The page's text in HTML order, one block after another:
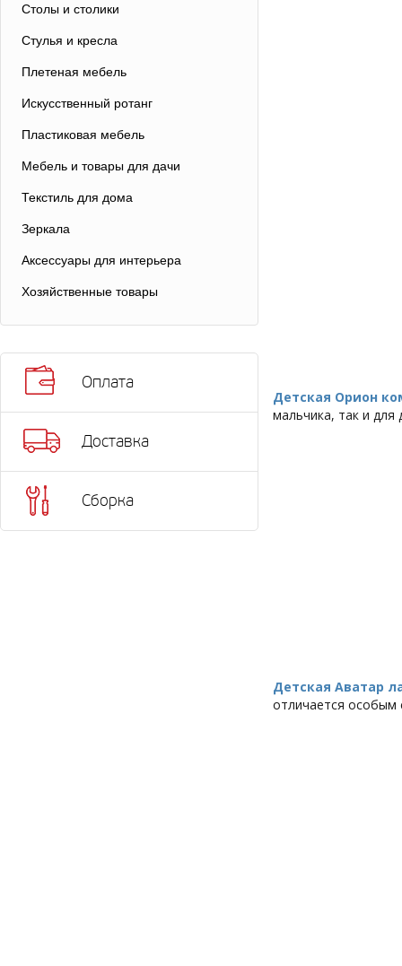
Столы и столики
Стулья и кресла
Плетеная мебель
Искусственный ротанг
Пластиковая мебель
Мебель и товары для дачи
Текстиль для дома
Зеркала
Аксессуары для интерьера
Хозяйственные товары
Оплата
Доставка
Сборка
Детская Орион
мальчика, так и для
Детская Аватар
отличается